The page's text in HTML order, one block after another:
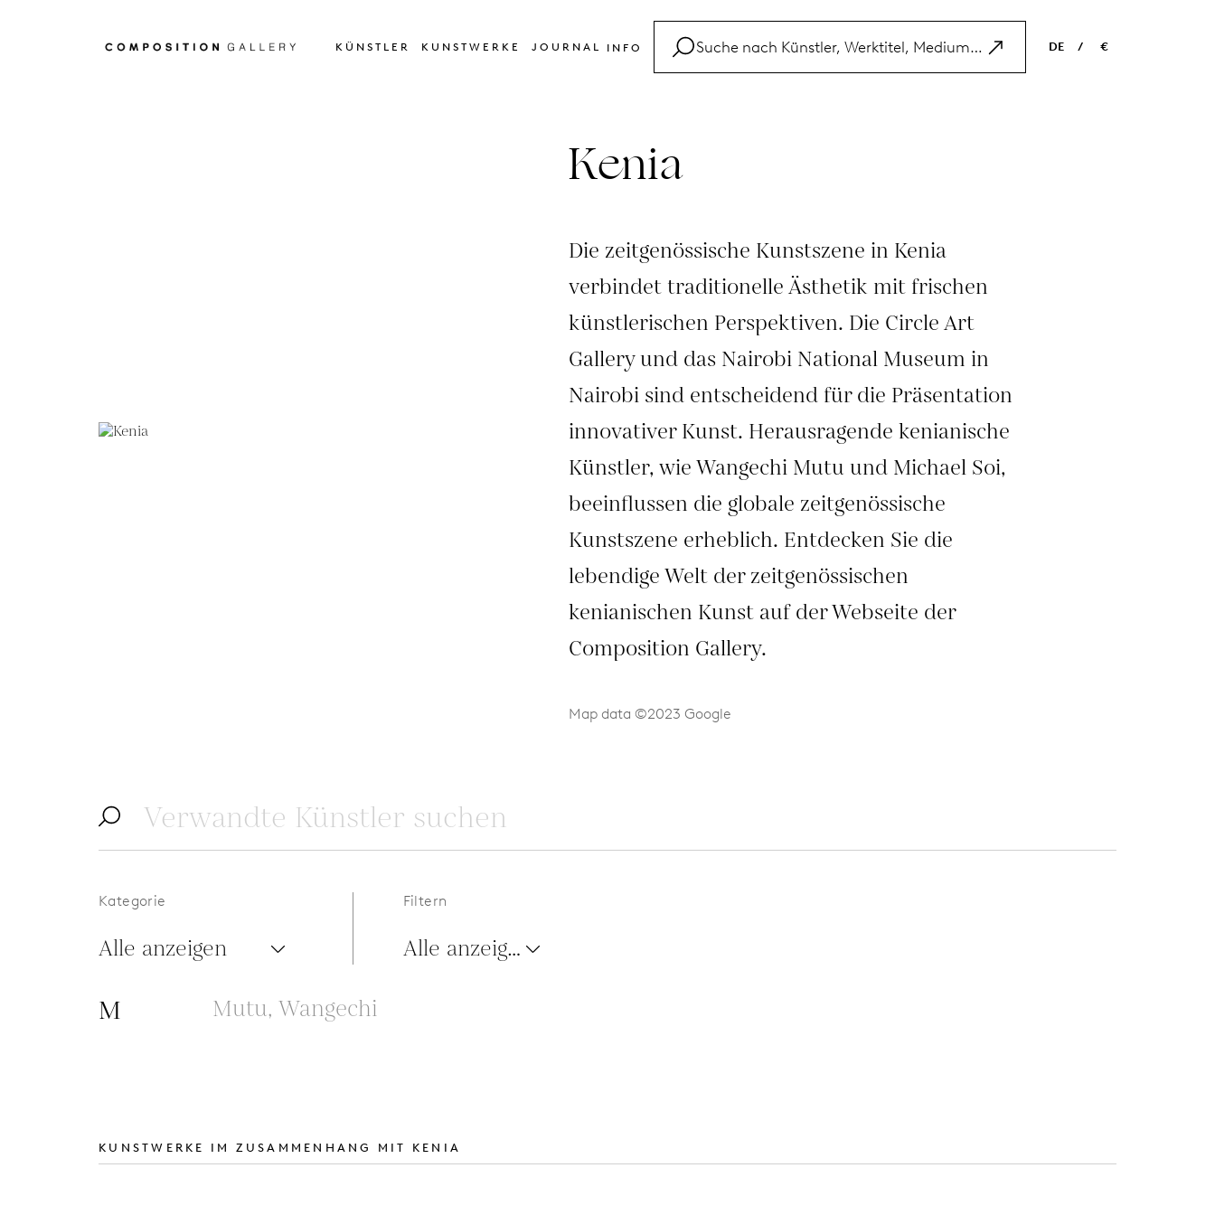
KÜNSTLER KUNSTWERKE JOURNAL INFO
Kontakt
DE / €
Kenia
Die zeitgenössische Kunstszene in Kenia
verbindet traditionelle Ästhetik mit frischen
künstlerischen Perspektiven. Die Circle Art
Gallery und das Nairobi National Museum in
Nairobi sind entscheidend für die Präsentation
innovativer Kunst. Herausragende kenianische
Künstler, wie Wangechi Mutu und Michael Soi,
beeinflussen die globale zeitgenössische
Kunstszene erheblich. Entdecken Sie die
lebendige Welt der zeitgenössischen
kenianischen Kunst auf der Webseite der
Composition Gallery.
Map data ©2023 Google
Kategorie
Alle anzeigen
Filtern
Alle anzeigen
M Mutu, Wangechi
KUNSTWERKE IM ZUSAMMENHANG MIT KENIA